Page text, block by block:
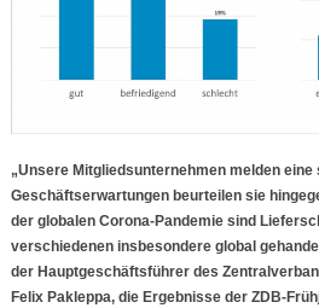
„Unsere Mitgliedsunternehmen melden
Geschäftserwartungen beurteilen sie
der globalen Corona-Pandemie sind
verschiedenen insbesondere global
der Hauptgeschäftsführer des
Felix Pakleppa, die Ergebnisse der ZDB-